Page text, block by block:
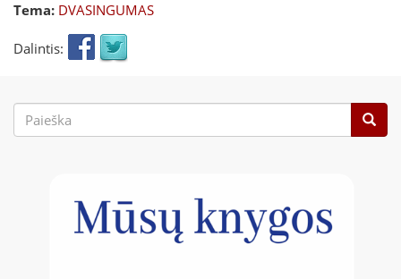
Tema: DVASINGUMAS
Dalintis:
Paieškos